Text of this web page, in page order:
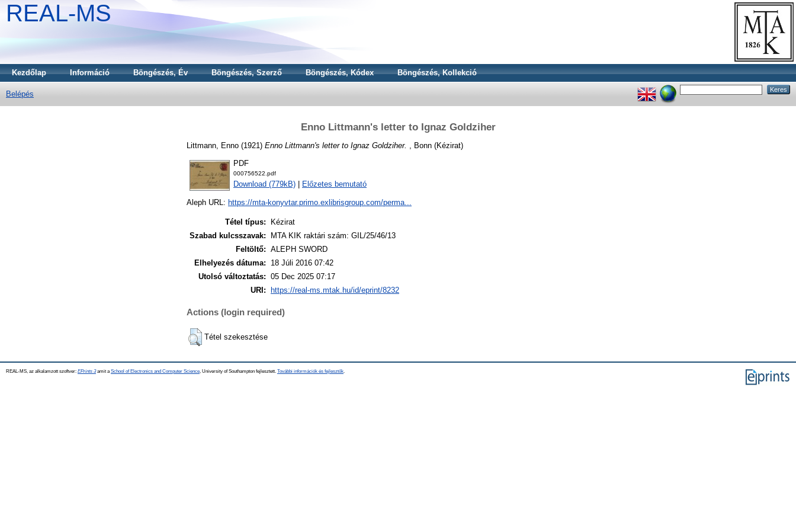
REAL-MS
Kezdőlap Információ Böngészés, Év Böngészés, Szerző Böngészés, Kódex Böngészés, Kollekció
Belépés
Enno Littmann's letter to Ignaz Goldziher
Littmann, Enno (1921) Enno Littmann's letter to Ignaz Goldziher. , Bonn (Kézirat)
PDF
000756522.pdf
Download (779kB) Előzetes bemutató
Aleph URL: https://mta-konyvtar.primo.exlibrisgroup.com/perma...
Tétel típus:
Kézirat
Szabad kulcsszavak:
MTA KIK raktári szám: GIL/25/46/13
Feltöltő: ALEPH SWORD
Elhelyezés dátuma:
18 Júli 2016 07:42
Utolsó változtatás: 05 Dec 2025 07:17
URI:
https://real-ms.mtak.hu/id/eprint/8232
Actions (login required)
Tétel szekesztése
REAL-MS, az alkalamzott szoftver: EPrints 3amit a School of Electronics and Computer Science , University of Southampton fejlesztett. További információk és fejlesztők